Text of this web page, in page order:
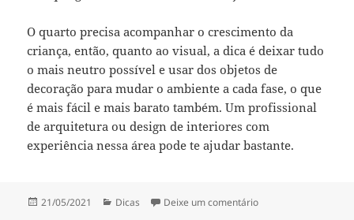
O quarto precisa acompanhar o crescimento da
criança, então, quanto ao visual, a dica é deixar tudo
o mais neutro possível e usar dos objetos de
decoração para mudar o ambiente a cada fase, o que
é mais fácil e mais barato também. Um profissional
de arquitetura ou design de interiores com
experiência nessa área pode te ajudar bastante.
Publicado
21/05/2021 Categorias
Dicas Deixe um comentárioem 5 dicas para um